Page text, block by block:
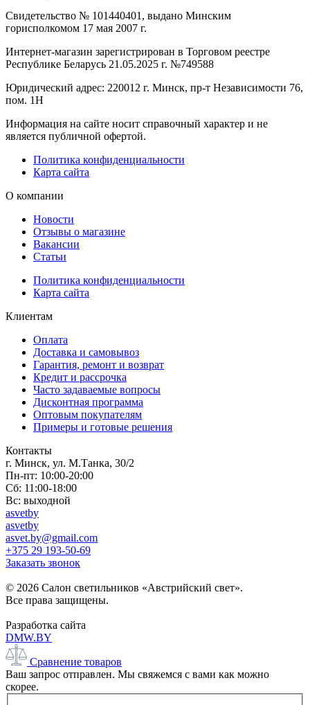
Свидетельство № 101440401, выдано Минским
горисполкомом 17 мая 2007 г.
Интернет-магазин зарегистрирован в Торговом реестре
Республике Беларусь 21.05.2025 г. №749588
Юридический адрес: 220012 г. Минск, пр-т Независимости 76,
пом. 1Н
Информация на сайте носит справочный характер и не
является публичной офертой.
Политика конфиденциальности
Карта сайта
О компании
Новости
Отзывы о магазине
Вакансии
Статьи
Политика конфиденциальности
Карта сайта
Клиентам
Оплата
Доставка и самовывоз
Гарантия, ремонт и возврат
Кредит и рассрочка
Часто задаваемые вопросы
Дисконтная программа
Оптовым покупателям
Примеры и готовые решения
Контакты
г. Минск, ул. М.Танка, 30/2
Пн-пт: 10:00-20:00
Сб: 11:00-18:00
Вс: выходной
asvetby
asvetby
asvet.by@gmail.com
+375 29 193-50-69
Заказать звонок
© 2026 Салон светильников «Австрийский свет».
Все права защищены.
Разработка сайта
DMW.BY
Сравнение товаров
Ваш запрос отправлен. Мы свяжемся с вами как можно
скорее.